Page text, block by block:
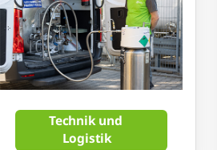
Technik und
Logistik